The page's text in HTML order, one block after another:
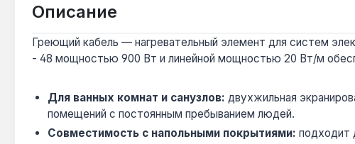
Описание
Греющий кабель — нагревательный элемент для систем
- 48 мощностью 900 Вт и линейной мощностью 20 Вт/м
Для ванных комнат и санузлов: двухжильная
помещений с постоянным пребыванием людей.
Совместимость с напольными покрытиями: подходит